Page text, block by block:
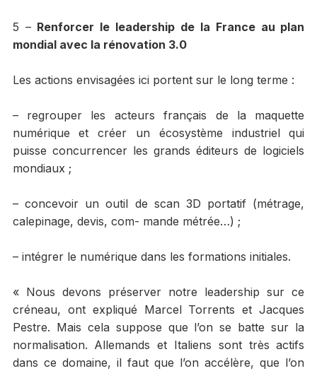
5 – Renforcer le leadership de la France au plan
mondial avec la rénovation 3.0
Les actions envisagées ici portent sur le long terme :
– regrouper les acteurs français de la maquette
numérique et créer un écosystème industriel qui
puisse concurrencer les grands éditeurs de logiciels
mondiaux ;
– concevoir un outil de scan 3D portatif (métrage,
calepinage, devis, com- mande métrée…) ;
– intégrer le numérique dans les formations initiales.
« Nous devons préserver notre leadership sur ce
créneau, ont expliqué Marcel Torrents et Jacques
Pestre. Mais cela suppose que l’on se batte sur la
normalisation. Allemands et Italiens sont très actifs
dans ce domaine, il faut que l’on accélère, que l’on